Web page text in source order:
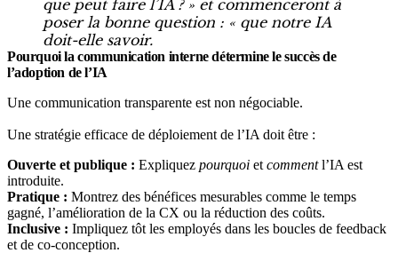
que peut faire l’IA? » et commenceront à
poser la bonne question : « que notre IA
doit-elle savoir.
Pourquoi la communication interne détermine le succès de
l’adoption de l’IA
Une communication transparente est non négociable.
Une stratégie efficace de déploiement de l’IA doit être :
Ouverte et publique : Expliquez pourquoi et commentl’IA est
introduite.
Pratique : Montrez des bénéfices mesurables comme le temps
gagné, l’amélioration de la CX ou la réduction des coûts.
Inclusive : Impliquez tôt les employés dans les boucles de feedback
et de co-conception.